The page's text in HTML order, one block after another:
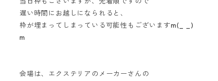
遅い時間にお越しになられると、
枠が埋まってしまっている可能性もございますm(_ _)
m
会場は、エクステリアのメーカーさんの